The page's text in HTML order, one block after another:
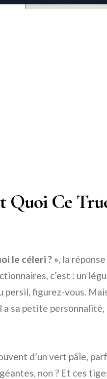
Quoi Ce
le céleri ? », la
c’est : un
figurez-vous.
a sa petite
d’un vert pâle,
non ? Et ces